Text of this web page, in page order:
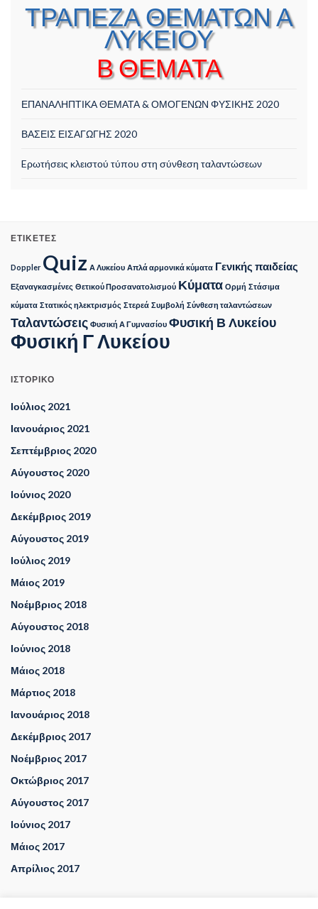
ΤΡΑΠΕΖΑ ΘΕΜΑΤΩΝ Α
ΛΥΚΕΙΟΥ
Β ΘΕΜΑΤΑ
ΕΠΑΝΑΛΗΠΤΙΚΑ ΘΕΜΑΤΑ & ΟΜΟΓΕΝΩΝ ΦΥΣΙΚΗΣ 2020
ΒΑΣΕΙΣ ΕΙΣΑΓΩΓΗΣ 2020
Eρωτήσεις κλειστού τύπου στη σύνθεση ταλαντώσεων
ΕΤΙΚΈΤΕΣ
Doppler Quiz Α Λυκείου Απλά αρμονικά κύματα Γενικής παιδείας
Εξαναγκασμένες Θετικού Προσανατολισμού Κύματα Ορμή Στάσιμα
κύματα Στατικός ηλεκτρισμός Στερεά Συμβολή Σύνθεση ταλαντώσεων
Ταλαντώσεις Φυσική Α Γυμνασίου Φυσική Β Λυκείου
Φυσική Γ Λυκείου
ΙΣΤΟΡΙΚΌ
Ιούλιος 2021
Ιανουάριος 2021
Σεπτέμβριος 2020
Αύγουστος 2020
Ιούνιος 2020
Δεκέμβριος 2019
Αύγουστος 2019
Ιούλιος 2019
Μάιος 2019
Νοέμβριος 2018
Αύγουστος 2018
Ιούνιος 2018
Μάιος 2018
Μάρτιος 2018
Ιανουάριος 2018
Δεκέμβριος 2017
Νοέμβριος 2017
Οκτώβριος 2017
Αύγουστος 2017
Ιούνιος 2017
Μάιος 2017
Απρίλιος 2017